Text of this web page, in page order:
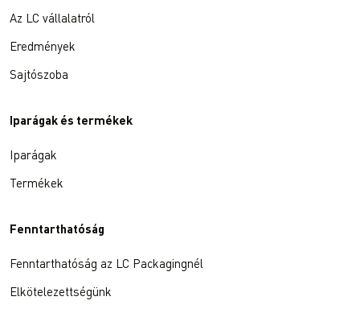
Az LC vállalatról
Eredmények
Sajtószoba
Iparágak és termékek
Iparágak
Termékek
Fenntarthatóság
Fenntarthatóság az LC Packagingnél
Elkötelezettségünk